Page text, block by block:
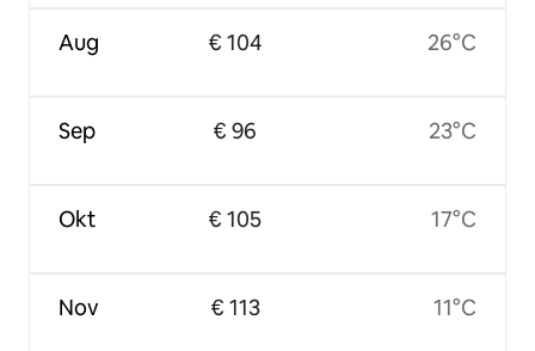
Aug
Sep
Okt
Nov
€ 104
€ 96
€ 105
€ 113
26°C
23°C
17°C
11°C